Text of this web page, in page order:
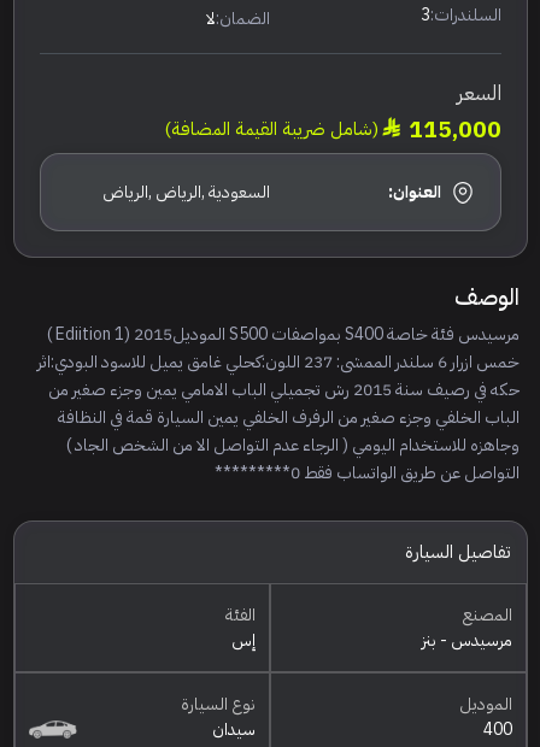
السلندرات:3 الضمان:لا
السعر
115,000 (شامل ضريبة القيمة المضافة)
العنوان: السعودية ,الرياض ,الرياض
الوصف
مرسيدس فئة خاصة S400 بمواصفات S500 الموديل2015 (Ediition 1 )
خمس ازرار 6 سلندر الممشى: 237 اللون:كحلي غامق يميل للاسود البودي:اثر
حكه في رصيف سنة 2015 رش تجميلي الباب الامامي يمين وجزء صغير من
الباب الخلفي وجزء صغير من الرفرف الخلفي يمين السيارة قمة في النظافة
وجاهزه للاستخدام اليومي ( الرجاء عدم التواصل الا من الشخص الجاد )
التواصل عن طريق الواتساب فقط 0*********
تفاصيل السيارة
المصنع
مرسيدس - بنز
الفئة
إس
الموديل
400
نوع السيارة
سيدان